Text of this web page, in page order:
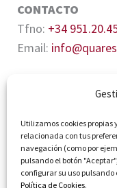
Utilizamos cookies propias
relacionada con tus
navegación (como por
pulsando el botón
configurar su uso
Política de Cookies.
CONTACTO
Tfno: +34
Email: